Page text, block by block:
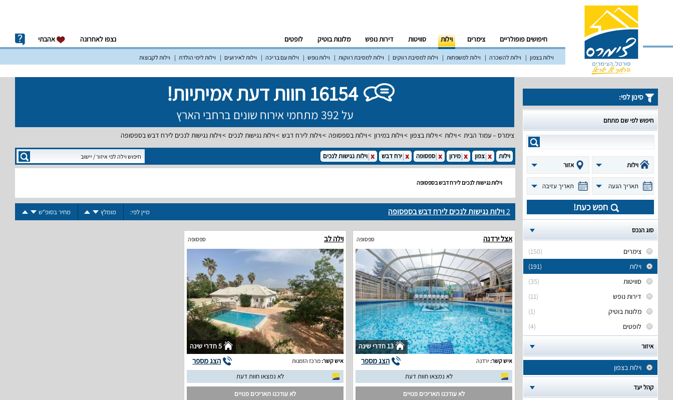
חיפושים פופולריים צימרים וילות סוויטות דירות נופש מלונות בוטיק לופטים נצפו לאחרונה אהבתי
וילות בצפון וילות להשכרה וילות למשפחות וילות למסיבת רווקים וילות למסיבת רווקות וילות נופש וילות עם בריכה וילות לאירועים וילות לימי הולדת וילות לקבוצות
16154 חוות דעת אמיתיות!
על 392 מתחמי אירוח שונים ברחבי הארץ
צימרס – עמוד הבית וילות וילות בצפון וילות במירון וילות בספסופה וילות לירח דבש וילות נגישות לנכים וילות נגישות לנכים לירח דבש בספסופה
סינון לפי:
חיפוש לפי שם מתחם
וילות אזור
תאריך הגעה תאריך עזיבה
חפש כעת!
סוג הנכס
(150)
צימרים
(191)
וילות
(35)
סוויטות
(11)
דירות נופש
(1)
מלונות בוטיק
(4)
לופטים
איזור
וילות בצפון
קהל יעד
וילות צפון מירון ספסופה ירח דבש וילות נגישות לנכים
וילות נגישות לנכים לירח דבש בספסופה
2וילות נגישות לנכים לירח דבש בספסופה מיין לפי: מומלץ מחיר בסופ"ש
אצל ירדנה ספסופה
13 חדרי שינה
איש קשר: ירדנה הצג מספר
לא נמצאו חוות דעת
לא עודכנו תאריכים פנויים
וילה לב ספסופה
5 חדרי שינה
איש קשר:מרכז הזמנות הצג מספר
לא נמצאו חוות דעת
לא עודכנו תאריכים פנויים